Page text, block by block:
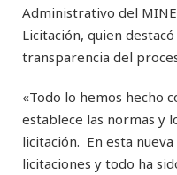
Administrativo del
Licitación, quien
transparencia del
«Todo lo hemos hecho
establece las normas y
licitación. En esta
licitaciones y todo ha